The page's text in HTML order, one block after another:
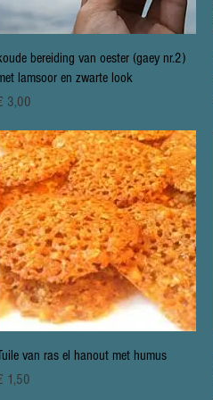
Snel overzicht
bereiding van oester (gaey nr.2)
lamsoor en zwarte look
3,00
Snel overzicht
van ras el hanout met humus
1,50